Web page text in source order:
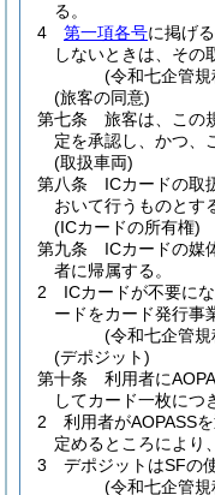
る。
4
第一項各号に掲げ
しないときは、その
(令和七企管
(旅客の同意)
第七条
旅客は、この
定を承認し、かつ、
(取扱車両)
第八条
ICカードの取
おいて行うものとす
(ICカードの所有権)
第九条
ICカードの媒
者に帰属する。
2
ICカードが不要に
ードをカード発行事
(令和七企管
(デポジット)
第十条
利用者に
してカード一枚につ
2
利用者がAOPASS
定めるところにより
3
デポジットはSFの
(令和七企管